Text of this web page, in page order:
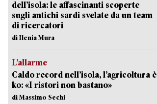
dell’isola: le affascinanti scoperte
sugli antichi sardi svelate da un team
di ricercatori
di Ilenia Mura
L’allarme
Caldo record nell’isola, l’agricoltura è
ko: «I ristori non bastano»
di Massimo Sechi